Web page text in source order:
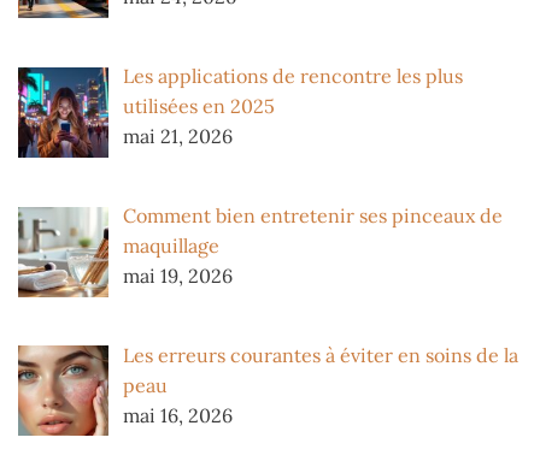
Les applications de rencontre les plus
utilisées en 2025
mai 21, 2026
Comment bien entretenir ses pinceaux de
maquillage
mai 19, 2026
Les erreurs courantes à éviter en soins de la
peau
mai 16, 2026